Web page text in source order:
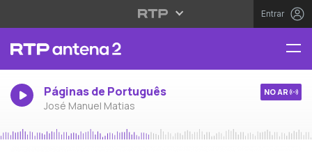
Entrar
Páginas de Português
José Manuel Matias
NO AR